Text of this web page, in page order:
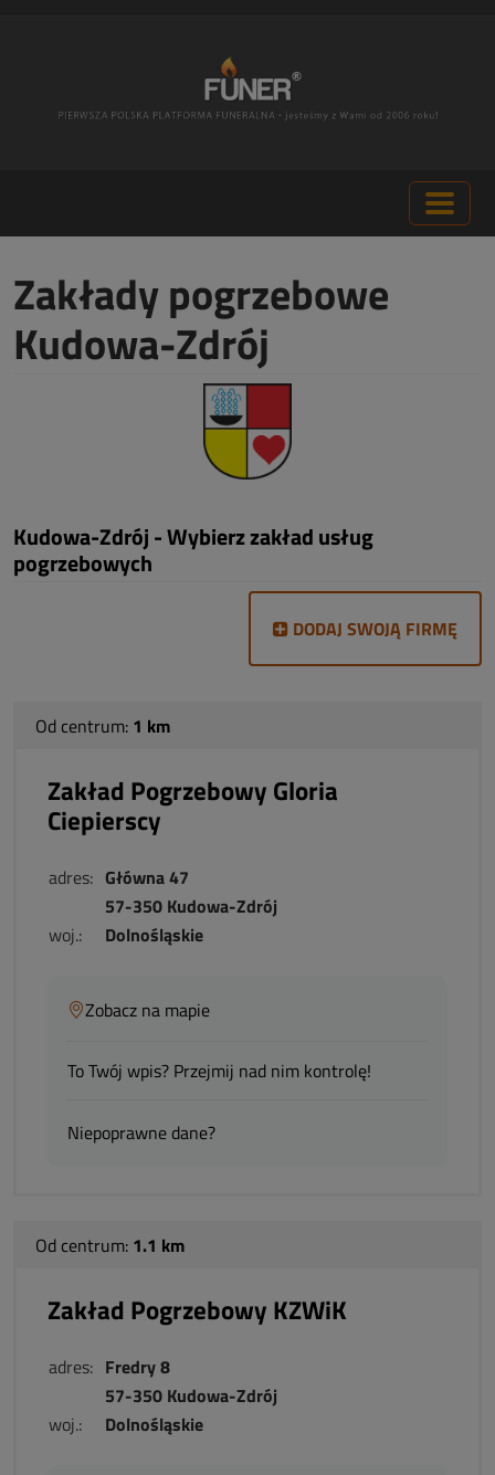
Zakłady pogrzebowe
Kudowa-Zdrój
Kudowa-Zdrój - Wybierz zakład usług
pogrzebowych
DODAJ SWOJĄ FIRMĘ
Od centrum: 1 km
Zakład Pogrzebowy Gloria
Ciepierscy
adres: Główna 47
57-350 Kudowa-Zdrój
woj.:
Dolnośląskie
Zobacz na mapie
To Twój wpis? Przejmij nad nim kontrolę!
Niepoprawne dane?
Od centrum: 1.1 km
Zakład Pogrzebowy KZWiK
adres: Fredry 8
57-350 Kudowa-Zdrój
woj.:
Dolnośląskie